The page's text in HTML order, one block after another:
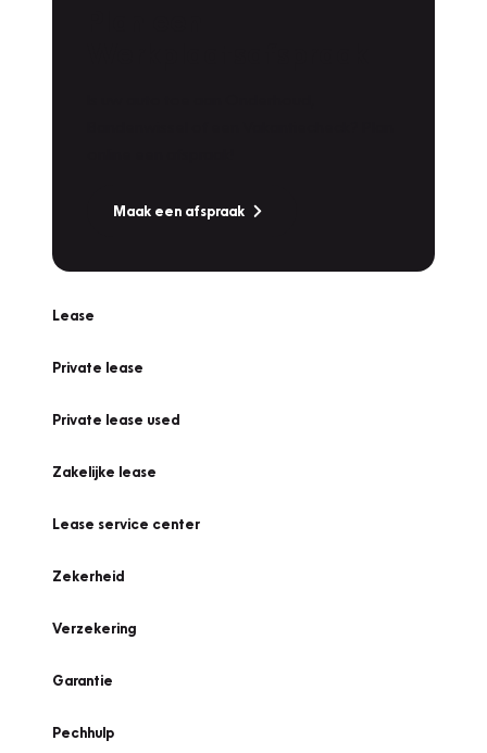
Maak een afspraak
Lease
Private lease
Private lease used
Zakelijke lease
Lease service center
Zekerheid
Verzekering
Garantie
Pechhulp